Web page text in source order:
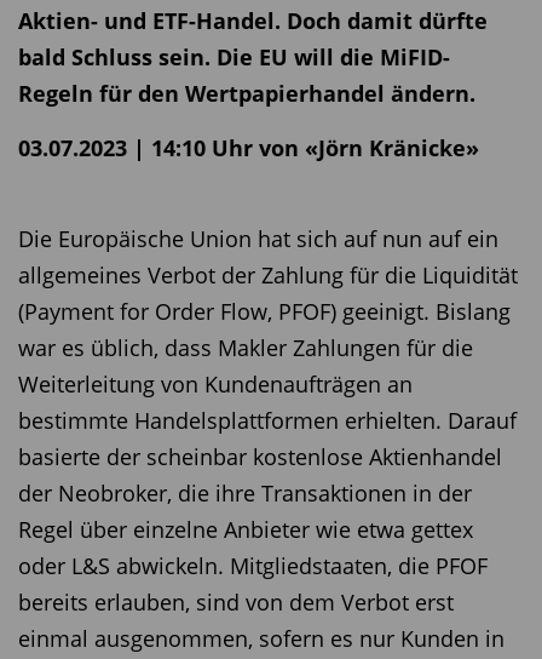
Aktien- und ETF-Handel. Doch damit dürfte
bald Schluss sein. Die EU will die MiFID-
Regeln für den Wertpapierhandel ändern.
03.07.2023 | 14:10 Uhr von «Jörn Kränicke»
Die Europäische Union hat sich auf nun auf ein
allgemeines Verbot der Zahlung für die Liquidität
(Payment for Order Flow, PFOF) geeinigt. Bislang
war es üblich, dass Makler Zahlungen für die
Weiterleitung von Kundenaufträgen an
bestimmte Handelsplattformen erhielten. Darauf
basierte der scheinbar kostenlose Aktienhandel
der Neobroker, die ihre Transaktionen in der
Regel über einzelne Anbieter wie etwa gettex
oder L&S abwickeln. Mitgliedstaaten, die PFOF
bereits erlauben, sind von dem Verbot erst
einmal ausgenommen, sofern es nur Kunden in